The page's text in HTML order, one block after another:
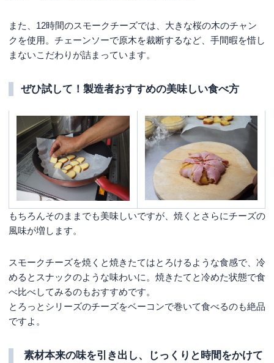
また、12時間のスモークチーズでは、 大きな桜の木のチャン
クを使用。チェーンソーで原木を裁断するなど、手間暇を惜し
まないこだわりが詰まっています。
ぜひ試して！製造者おすすめの美味しい食べ方
もちろんそのままでも美味しいですが、焼くとさらにチーズの
風味が増します。
スモークチーズを焼くと焼きたてはとろけるような食感で、冷
めるとスナックのような味わいに。焼きたてと冷めた状態で食
べ比べしてみるのもおすすめです。
とろっとシリーズのチーズをベーコンで巻いて食べるのも絶品
ですよ。
素材本来の味を引き出し、じっくりと時間をかけて